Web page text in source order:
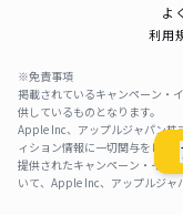
よ
利用
※免責事項
掲載されているキャンペーン・
供しているものとなります。
Apple Inc、アップルジャパン株
ィション情報に一切関与をして
提供されたキャンペーン・イベ
いて、Apple Inc、アップルジャ